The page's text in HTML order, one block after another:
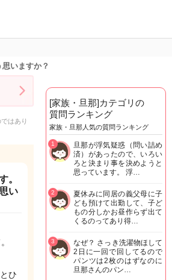
いますか？
はあり
。
い
ひ
[家族・旦那]カテゴリの
質問ランキング
家族・旦那人気の質問ランキング
旦那が浮気疑惑（問い詰め
済）があったので、いろい
ろと決まり事を決めようと
思っています。 浮…
1
夏休みに同居の義父母に子
ども預けて出勤して、子ど
もの分しかお昼作らず出て
くるのってあり得…
2
なぜ？ さっき洗濯物ほして
2日に一回で回してるので
パンツは2枚のはずなのに
旦那さんのパン…
3